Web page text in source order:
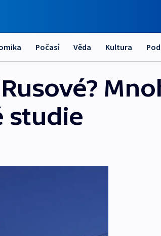
Počasí Věda Kultura
studie